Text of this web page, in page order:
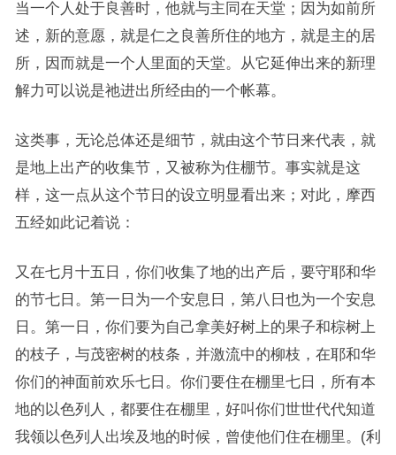
当一个人处于良善时，他就与主同在天堂；因为如前所
述，新的意愿，就是仁之良善所住的地方，就是主的居
所，因而就是一个人里面的天堂。从它延伸出来的新理
解力可以说是祂进出所经由的一个帐幕。
这类事，无论总体还是细节，就由这个节日来代表，就
是地上出产的收集节，又被称为住棚节。事实就是这
样，这一点从这个节日的设立明显看出来；对此，摩西
五经如此记着说：
又在七月十五日，你们收集了地的出产后，要守耶和华
的节七日。第一日为一个安息日，第八日也为一个安息
日。第一日，你们要为自己拿美好树上的果子和棕树上
的枝子，与茂密树的枝条，并激流中的柳枝，在耶和华
你们的神面前欢乐七日。你们要住在棚里七日，所有本
地的以色列人，都要住在棚里，好叫你们世世代代知道
我领以色列人出埃及地的时候，曾使他们住在棚里。(利